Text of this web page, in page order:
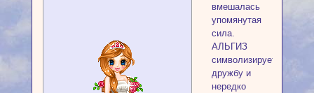
вмешалась
упомянутая
сила.
АЛЬГИЗ
символизирует
дружбу и
нередко